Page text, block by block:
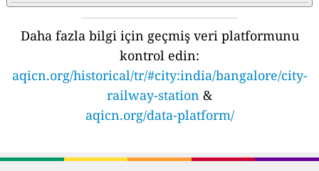
Daha fazla bilgi için geçmiş veri platformunu
kontrol edin:
aqicn.org/historical/tr/#city:india/bangalore/city-
railway-station &
aqicn.org/data-platform/